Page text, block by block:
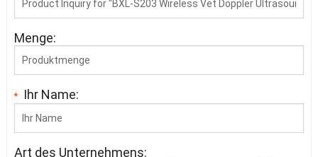
Menge:
* Ihr Name:
Art des Unternehmens: